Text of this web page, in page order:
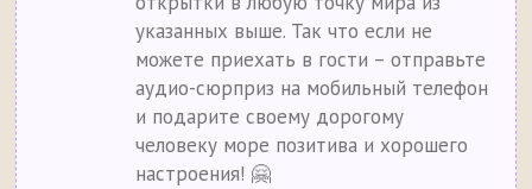
указанных выше. Так что если не
можете приехать в гости – отправьте
аудио-сюрприз на мобильный телефон
и подарите своему дорогому
человеку море позитива и хорошего
настроения! 🤗